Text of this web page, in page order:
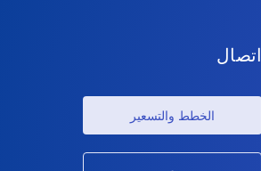
اتصال
الخطط والتسعير